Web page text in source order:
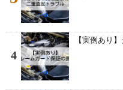
4
【実例あり